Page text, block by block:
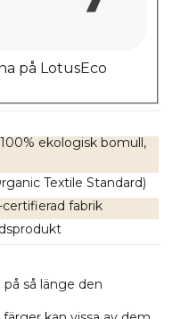
ekologisk bomull,
Textile Standard)
certifierad fabrik
så länge den